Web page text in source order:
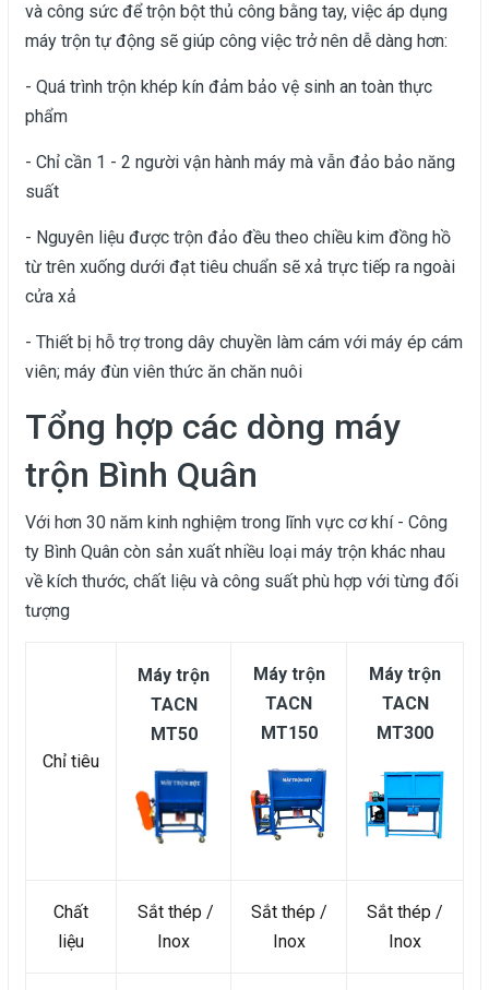
và công sức để trộn bột thủ công bằng tay, việc áp dụng
máy trộn tự động sẽ giúp công việc trở nên dễ dàng hơn:
- Quá trình trộn khép kín đảm bảo vệ sinh an toàn thực
phẩm
- Chỉ cần 1 - 2 người vận hành máy mà vẫn đảo bảo năng
suất
- Nguyên liệu được trộn đảo đều theo chiều kim đồng hồ
từ trên xuống dưới đạt tiêu chuẩn sẽ xả trực tiếp ra ngoài
cửa xả
- Thiết bị hỗ trợ trong dây chuyền làm cám với máy ép cám
viên; máy đùn viên thức ăn chăn nuôi
Tổng hợp các dòng máy
trộn Bình Quân
Với hơn 30 năm kinh nghiệm trong lĩnh vực cơ khí - Công
ty Bình Quân còn sản xuất nhiều loại máy trộn khác nhau
về kích thước, chất liệu và công suất phù hợp với từng đối
tượng
Chỉ tiêu
Máy trộn
TACN
MT50
Máy trộn
TACN
MT150
Máy trộn
TACN
MT300
Chất
liệu
Sắt thép /
Inox
Sắt thép /
Inox
Sắt thép /
Inox